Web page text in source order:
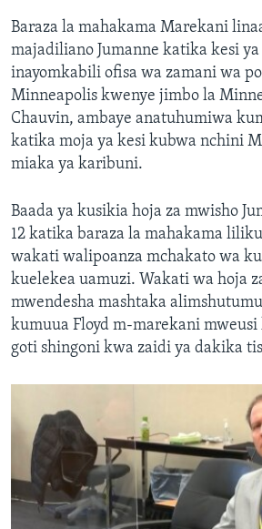
Baraza la mahakama Marekani
majadiliano Jumanne katika kesi
inayomkabili ofisa wa zamani wa
Minneapolis kwenye jimbo la
Chauvin, ambaye anatuhumiwa
katika moja ya kesi kubwa nchini
miaka ya karibuni.
Baada ya kusikia hoja za mwisho
12 katika baraza la mahakama
wakati walipoanza mchakato wa
kuelekea uamuzi. Wakati wa hoja
mwendesha mashtaka
kumuua Floyd m-marekani
goti shingoni kwa zaidi ya dakika